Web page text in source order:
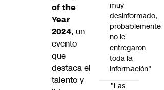
of the
Year
2024, un
evento
que
destaca el
talento y
muy
desinformado,
probablemente
no le
entregaron
toda la
información"
"Las